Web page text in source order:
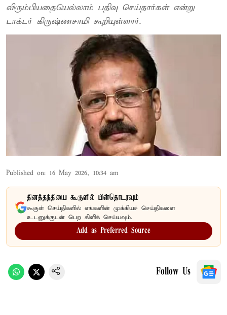
விரும்பியதையெல்லாம் பதிவு செய்தார்கள் என்று
டாக்டர் கிருஷ்ணசாமி கூறியுள்ளார்.
Published on: 16 May 2026, 10:34 am
தினத்தந்தியை கூகுளில் பின்தொடரவும்
கூகுள் செய்திகளில் எங்களின் முக்கியச் செய்திகளை
உடனுக்குடன் பெற கிளிக் செய்யவும்.
Add as Preferred Source
Follow Us